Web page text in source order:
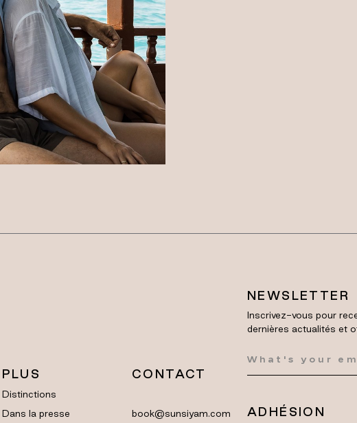
PLUS
Distinctions
Dans la presse
CONTACT
book@sunsiyam.com
NEWSLETTER
Inscrivez-vous pour
dernières actualités et
ADHÉSION